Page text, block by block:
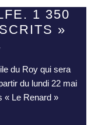
1 350
»
du Roy qui sera
du lundi 22 mai
« Le Renard »